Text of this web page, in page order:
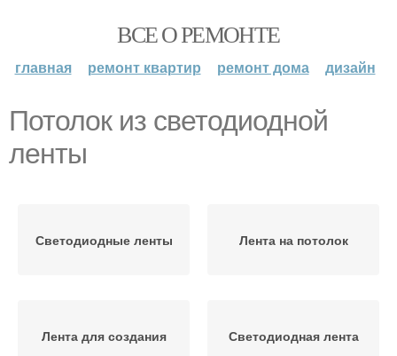
ВСЕ О РЕМОНТЕ
главная ремонт квартир ремонт дома дизайн
Потолок из светодиодной
ленты
Светодиодные ленты Лента на потолок
Лента для создания Светодиодная лента